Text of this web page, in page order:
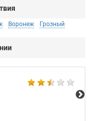
Воронеж Грозный